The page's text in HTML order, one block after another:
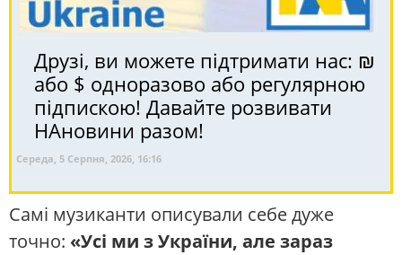
Друзі, ви можете підтримати нас: ₪
або $ одноразово або регулярною
підпискою! Давайте розвивати
НАновини разом!
Середа, 5 Серпня, 2026, 16:16
Самі музиканти описували себе дуже
точно: «Усі ми з України, але зараз